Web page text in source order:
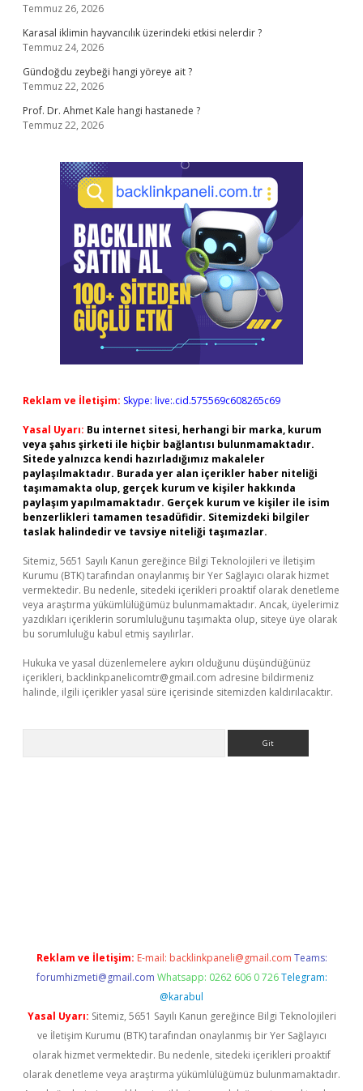
Temmuz 26, 2026
Karasal iklimin hayvancılık üzerindeki etkisi nelerdir ?
Temmuz 24, 2026
Gündoğdu zeybeği hangi yöreye ait ?
Temmuz 22, 2026
Prof. Dr. Ahmet Kale hangi hastanede ?
Temmuz 22, 2026
Reklam ve İletişim: Skype: live:.cid.575569c608265c69
Yasal Uyarı: Bu internet sitesi, herhangi bir marka, kurum
veya şahıs şirketi ile hiçbir bağlantısı bulunmamaktadır.
Sitede yalnızca kendi hazırladığımız makaleler
paylaşılmaktadır. Burada yer alan içerikler haber niteliği
taşımamakta olup, gerçek kurum ve kişiler hakkında
paylaşım yapılmamaktadır. Gerçek kurum ve kişiler ile isim
benzerlikleri tamamen tesadüfidir. Sitemizdeki bilgiler
taslak halindedir ve tavsiye niteliği taşımazlar.
Sitemiz, 5651 Sayılı Kanun gereğince Bilgi Teknolojileri ve İletişim
Kurumu (BTK) tarafından onaylanmış bir Yer Sağlayıcı olarak hizmet
vermektedir. Bu nedenle, sitedeki içerikleri proaktif olarak denetleme
veya araştırma yükümlülüğümüz bulunmamaktadır. Ancak, üyelerimiz
yazdıkları içeriklerin sorumluluğunu taşımakta olup, siteye üye olarak
bu sorumluluğu kabul etmiş sayılırlar.
Hukuka ve yasal düzenlemelere aykırı olduğunu düşündüğünüz
içerikleri, backlinkpanelicomtr@gmail.com adresine bildirmeniz
halinde, ilgili içerikler yasal süre içerisinde sitemizden kaldırılacaktır.
Reklam ve İletişim: E-mail: backlinkpaneli@gmail.com Teams:
forumhizmeti@gmail.com Whatsapp: 0262 606 0 726 Telegram:
@karabul
Yasal Uyarı: Sitemiz, 5651 Sayılı Kanun gereğince Bilgi Teknolojileri
ve İletişim Kurumu (BTK) tarafından onaylanmış bir Yer Sağlayıcı
olarak hizmet vermektedir. Bu nedenle, sitedeki içerikleri proaktif
olarak denetleme veya araştırma yükümlülüğümüz bulunmamaktadır.